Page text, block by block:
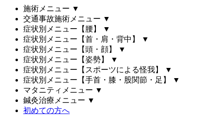
施術メニュー ▼
交通事故施術メニュー ▼
症状別メニュー【腰】
▼
症状別メニュー【首・肩・背中】
▼
症状別メニュー【頭・顔】
▼
症状別メニュー【姿勢】
▼
症状別メニュー【スポーツによる怪我】
▼
症状別メニュー【手首・膝・股関節・足】
▼
マタニティメニュー ▼
鍼灸治療メニュー ▼
初めての方へ